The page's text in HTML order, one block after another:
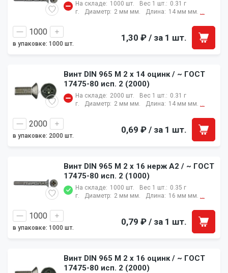
На складе: 1000 шт. Вес 1 шт.: 0.31 г
г.
Диаметр: 2 мм мм. Длина: 14 мм мм. ...
в упаковке: 1000 шт.
1,30 ₽ / за 1 шт.
Винт DIN 965 M 2 x 14 оцинк / ~ ГОСТ
17475-80 исп. 2 (2000)
На складе: 2000 шт. Вес 1 шт.: 0.31 г
г.
Диаметр: 2 мм мм. Длина: 14 мм мм. ...
в упаковке: 2000 шт.
0,69 ₽ / за 1 шт.
Винт DIN 965 M 2 x 16 нерж A2 / ~ ГОСТ
17475-80 исп. 2 (1000)
На складе: 1000 шт. Вес 1 шт.: 0.35 г
г.
Диаметр: 2 мм мм. Длина: 16 мм мм. ...
в упаковке: 1000 шт.
0,79 ₽ / за 1 шт.
Винт DIN 965 M 2 x 16 оцинк / ~ ГОСТ
17475-80 исп. 2 (2000)